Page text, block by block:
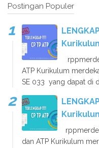
Postingan Populer
ATP Kurikulum
SE 033 yang dapat di
dan ATP Kurikulum